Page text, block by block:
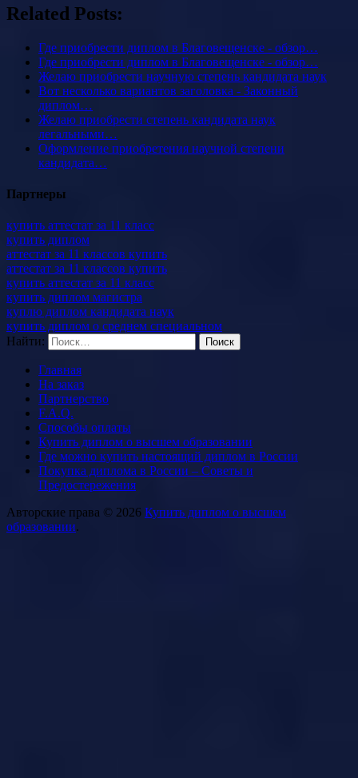
Related Posts:
Где приобрести диплом в Благовещенске - обзор…
Где приобрести диплом в Благовещенске - обзор…
Желаю приобрести научную степень кандидата наук
Вот несколько вариантов заголовка - Законный
диплом…
Желаю приобрести степень кандидата наук
легальными…
Оформление приобретения научной степени
кандидата…
Партнеры
купить аттестат за 11 класс
купить диплом
аттестат за 11 классов купить
аттестат за 11 классов купить
купить аттестат за 11 класс
купить диплом магистра
куплю диплом кандидата наук
купить диплом о среднем специальном
Найти:
Главная
На заказ
Партнерство
F.A.Q.
Способы оплаты
Купить диплом о высшем образовании
Где можно купить настоящий диплом в России
Покупка диплома в России – Советы и
Предостережения
Авторские права © 2026 Купить диплом о высшем
образовании.